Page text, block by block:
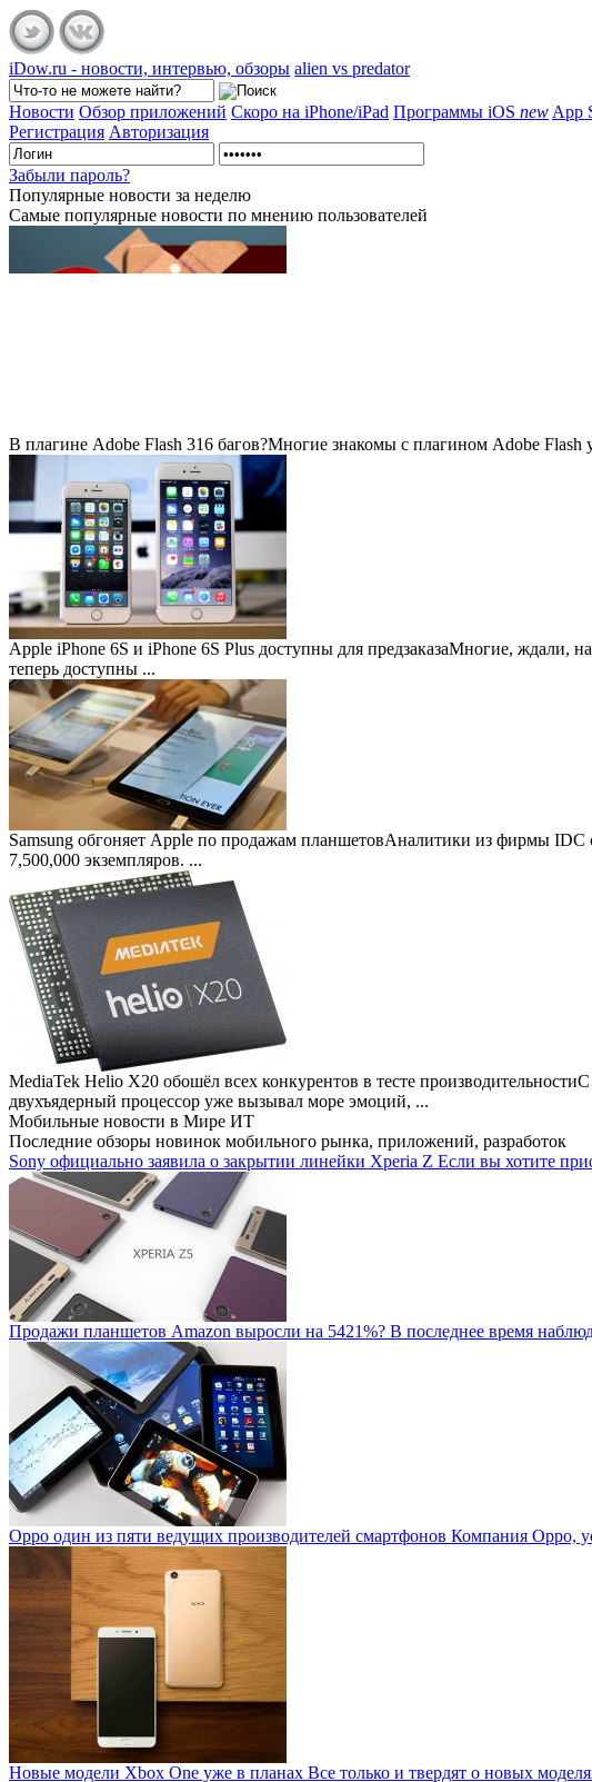
iDow.ru - новости, интервью, обзоры alien vs predator
Новости Обзор приложений Скоро на iPhone/iPad Программы iOS new App
Регистрация Авторизация
Забыли пароль?
Популярные новости за неделю
Самые популярные новости по мнению пользователей
В плагине Adobe Flash 316 багов?Многие знакомы с плагином Adobe Flash
Apple iPhone 6S и iPhone 6S Plus доступны для предзаказаМногие, ждали,
теперь доступны ...
Samsung обгоняет Apple по продажам планшетовАналитики из фирмы IDC
7,500,000 экземпляров. ...
MediaTek Helio X20 обошёл всех конкурентов в тесте производительностиС
двухъядерный процессор уже вызывал море эмоций, ...
Мобильные новости в Мире ИТ
Последние обзоры новинок мобильного рынка, приложений, разработок
Sony официально заявила о закрытии линейки Xperia Z Если вы хотите
Продажи планшетов Amazon выросли на 5421%? В последнее время
Oppo один из пяти ведущих производителей смартфонов Компания Oppo,
Новые модели Xbox One уже в планах Все только и твердят о новых